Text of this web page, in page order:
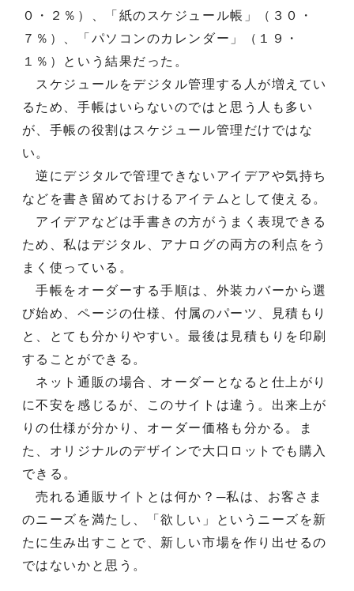
０・２％）、「紙のスケジュール帳」（３０・
７％）、「パソコンのカレンダー」（１９・
１％）という結果だった。
スケジュールをデジタル管理する人が増えてい
るため、手帳はいらないのではと思う人も多い
が、手帳の役割はスケジュール管理だけではな
い。
逆にデジタルで管理できないアイデアや気持ち
などを書き留めておけるアイテムとして使える。
アイデアなどは手書きの方がうまく表現できる
ため、私はデジタル、アナログの両方の利点をう
まく使っている。
手帳をオーダーする手順は、外装カバーから選
び始め、ページの仕様、付属のパーツ、見積もり
と、とても分かりやすい。最後は見積もりを印刷
することができる。
ネット通販の場合、オーダーとなると仕上がり
に不安を感じるが、このサイトは違う。出来上が
りの仕様が分かり、オーダー価格も分かる。ま
た、オリジナルのデザインで大口ロットでも購入
できる。
売れる通販サイトとは何か？─私は、お客さま
のニーズを満たし、「欲しい」というニーズを新
たに生み出すことで、新しい市場を作り出せるの
ではないかと思う。